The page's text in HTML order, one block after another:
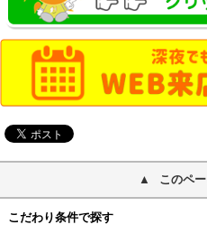
このペ
こだわり条件で探す